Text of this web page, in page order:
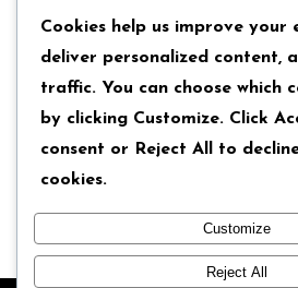
Cookies help us improve your
deliver personalized content,
traffic. You can choose which
by clicking Customize. Click
consent or
Reject All
to
cookies.
Customize
Reject All